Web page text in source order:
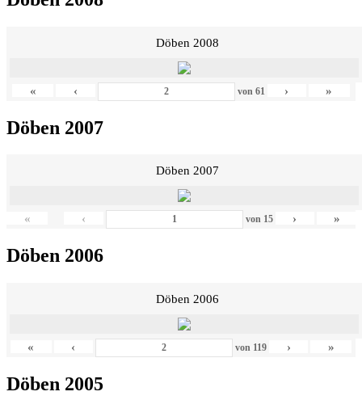
Döben 2008
« ‹ von 61 › »
Döben 2007
Döben 2007
« ‹ von 15 › »
Döben 2006
Döben 2006
« ‹ von 119 › »
Döben 2005